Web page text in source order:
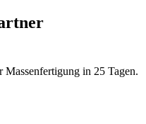
Massenfertigung in 25 Tagen.